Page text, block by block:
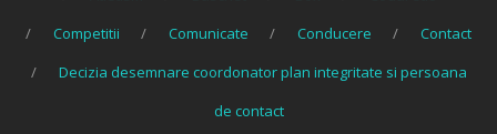
Competitii
Comunicate Conducere
Contact
Decizia desemnare coordonator plan integritate si persoana
de contact